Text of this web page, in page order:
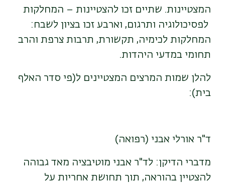
המצטיינות. שתיים זכו להצטיינות – המחלקות
לפסיכולוגיה ותרגום, וארבע זכו בציון לשבח:
המחלקות לכימיה, תקשורת, תרבות צרפת והרב
תחומי במדעי היהדות.
להלן שמות המרצים המצטיינים ל(פי סדר האלף
בית):
ד"ר אורלי אבני (רפואה)
מדברי הדיקן: לד"ר אבני מוטיבציה מאד גבוהה
להצטיין בהוראה, תוך תחושת אחריות על